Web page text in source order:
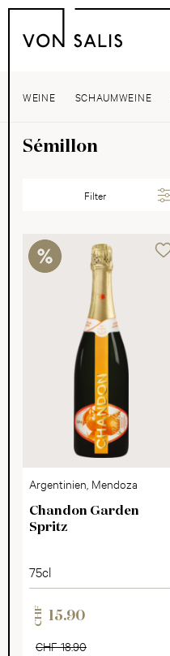
WEINE SCHAUMWEINE
Sémillon
Filter
Argentinien, Mendoza
Chandon Garden
Spritz
75cl
CHF 15.90
CHF 18.90